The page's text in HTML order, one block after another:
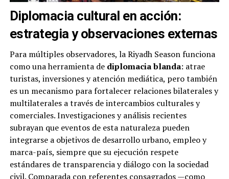
Diplomacia cultural en acción:
estrategia y observaciones externas
Para múltiples observadores, la Riyadh Season funciona
como una herramienta de diplomacia blanda: atrae
turistas, inversiones y atención mediática, pero también
es un mecanismo para fortalecer relaciones bilaterales y
multilaterales a través de intercambios culturales y
comerciales. Investigaciones y análisis recientes
subrayan que eventos de esta naturaleza pueden
integrarse a objetivos de desarrollo urbano, empleo y
marca-país, siempre que su ejecución respete
estándares de transparencia y diálogo con la sociedad
civil. Comparada con referentes consagrados —como